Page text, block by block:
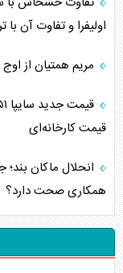
اولیفرا و تفاوت
مریم همتیان از
قیمت کارخانه‌ای
انحلال ماکان
همکاری صحت دارد؟